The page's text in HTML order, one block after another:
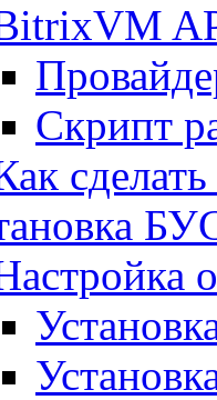
Скрипт